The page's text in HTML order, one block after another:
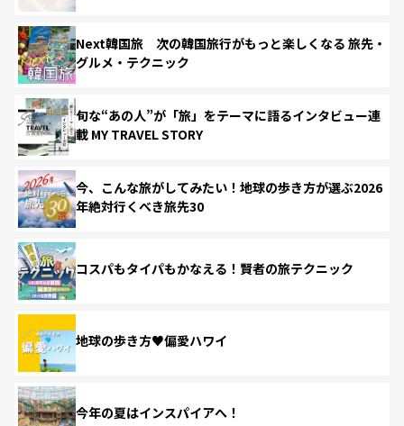
Next韓国旅 次の韓国旅行がもっと楽しくなる 旅先・
グルメ・テクニック
旬な“あの人”が「旅」をテーマに語るインタビュー連
載 MY TRAVEL STORY
今、こんな旅がしてみたい！地球の歩き方が選ぶ2026
年絶対行くべき旅先30
コスパもタイパもかなえる！賢者の旅テクニック
地球の歩き方♥偏愛ハワイ
今年の夏はインスパイアへ！